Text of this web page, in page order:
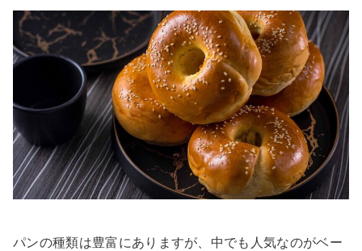
パンの種類は豊富にありますが、中でも人気なのがベー